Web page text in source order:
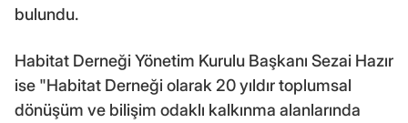
bulundu.
Habitat Derneği Yönetim Kurulu Başkanı Sezai Hazır
ise "Habitat Derneği olarak 20 yıldır toplumsal
dönüşüm ve bilişim odaklı kalkınma alanlarında